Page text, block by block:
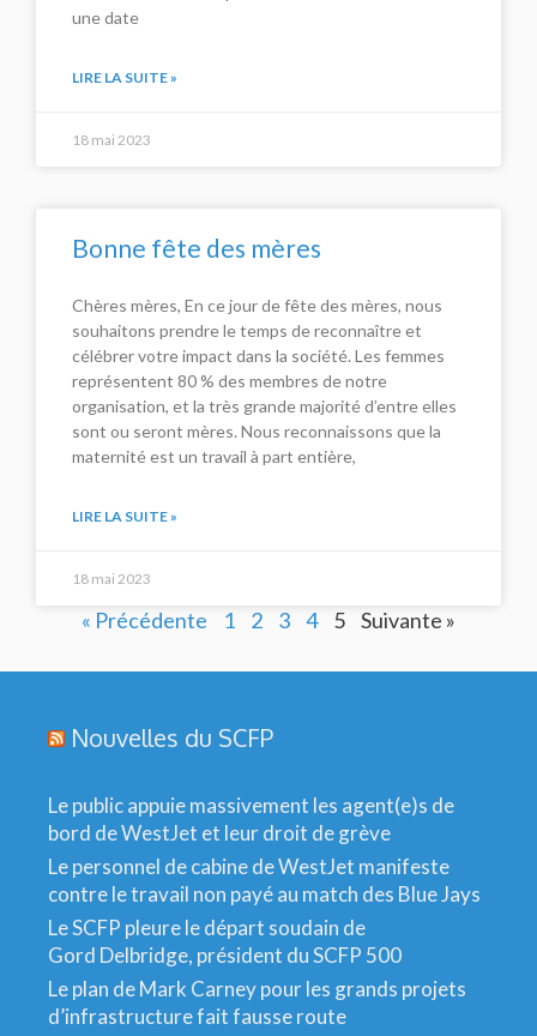
une date
LIRE LA SUITE »
18 mai 2023
Bonne fête des mères
Chères mères, En ce jour de fête des mères, nous
souhaitons prendre le temps de reconnaître et
célébrer votre impact dans la société. Les femmes
représentent 80 % des membres de notre
organisation, et la très grande majorité d’entre elles
sont ou seront mères. Nous reconnaissons que la
maternité est un travail à part entière,
LIRE LA SUITE »
18 mai 2023
« Précédente 1 2 3 4 5 Suivante »
Nouvelles du SCFP
Le public appuie massivement les agent(e)s de
bord de WestJet et leur droit de grève
Le personnel de cabine de WestJet manifeste
contre le travail non payé au match des Blue Jays
Le SCFP pleure le départ soudain de
Gord Delbridge, président du SCFP 500
Le plan de Mark Carney pour les grands projets
d’infrastructure fait fausse route